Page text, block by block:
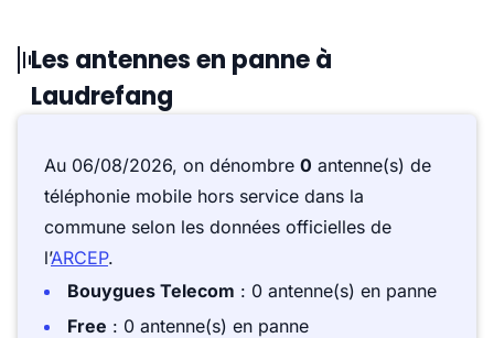
Les antennes en panne à
Laudrefang
Au 06/08/2026, on dénombre 0 antenne(s) de
téléphonie mobile hors service dans la
commune selon les données officielles de
l’ARCEP.
Bouygues Telecom : 0 antenne(s) en panne
Free : 0 antenne(s) en panne